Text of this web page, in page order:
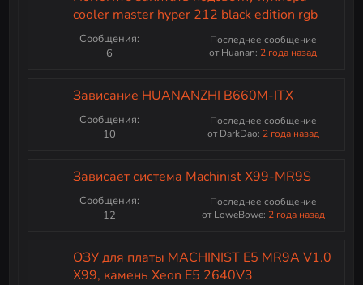
cooler master hyper 212 black edition rgb
Сообщения:
6
Последнее сообщение
от Huanan: 2 года назад
Зависание HUANANZHI B660M-ITX
Сообщения:
10
Последнее сообщение
от DarkDao: 2 года назад
Зависает система Machinist X99-MR9S
Сообщения:
12
Последнее сообщение
от LoweBowe: 2 года назад
ОЗУ для платы MACHINIST E5 MR9A V1.0
X99, камень Xeon E5 2640V3